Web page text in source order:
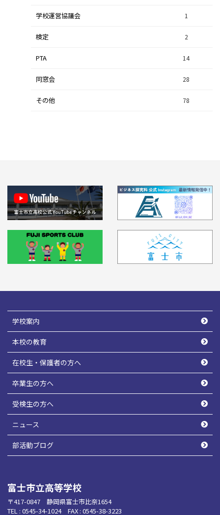
集中研修（ビジネス探究科） 56
集中研修（総合探究科） 37
学校運営協議会 1
検定 2
PTA 14
同窓会 28
その他 78
学校案内
本校の教育
在校生・保護者の方へ
卒業生の方へ
受検生の方へ
ニュース
部活動ブログ
富士市立高等学校
〒417-0847 静岡県富士市比奈1654
TEL : 0545-34-1024 FAX : 0545-38-3223